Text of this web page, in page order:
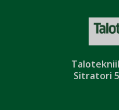
Sitratori